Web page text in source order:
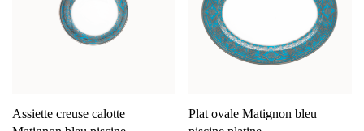
Assiette creuse calotte
Plat ovale Matignon bleu